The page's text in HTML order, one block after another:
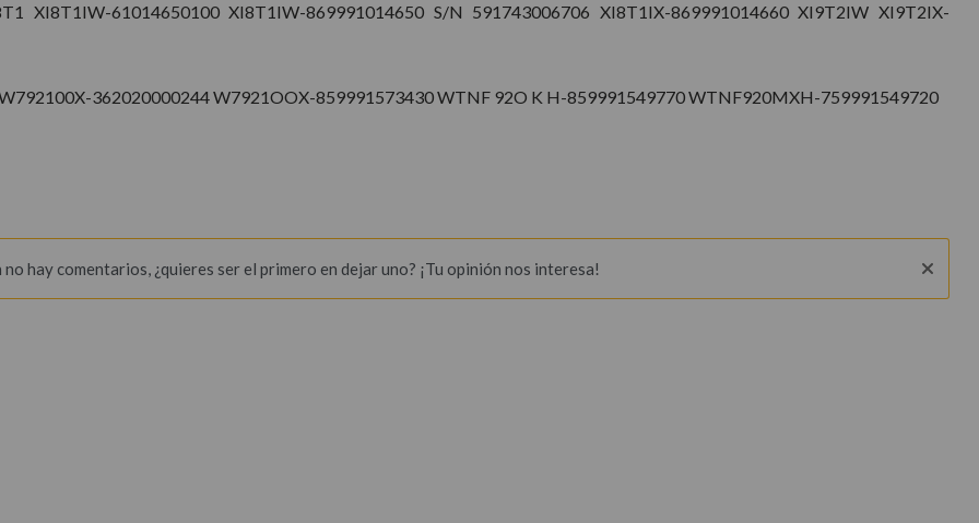
XI8T1IW-61014650100 XI8T1IW-869991014650 S/N 591743006706 XI8T1IX-869991014660 XI9T2IW XI9T2IX-
362020000244 W7921OOX-859991573430 WTNF 92O K H-859991549770 WTNF920MXH-759991549720
no hay comentarios, ¿quieres ser el primero en dejar uno? ¡Tu opinión nos interesa!